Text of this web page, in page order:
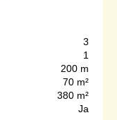
3
1
200 m
70 m²
380 m²
Ja